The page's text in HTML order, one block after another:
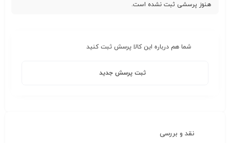
هنوز پرسشی ثبت نشده است.
شما هم درباره این کالا پرسش ثبت کنید
ثبت پرسش جدید
نقد و بررسی